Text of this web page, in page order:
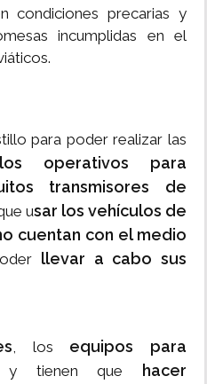
condiciones precarias y
incumplidas en el
para poder realizar las
operativos para
transmisores de
usar los vehículos de
cuentan con el medio
llevar a cabo sus
, los equipos para
tienen que
hacer